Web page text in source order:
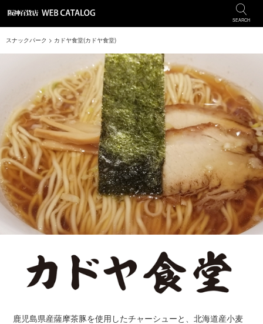
SEARCH
スナックパーク > カドヤ食堂(カドヤ食堂)
鹿児島県産薩摩茶豚を使用したチャーシューと、北海道産小麦